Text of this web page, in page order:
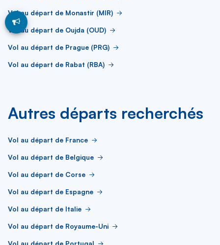
Vol au départ de Monastir (MIR)
Vol au départ de Oujda (OUD)
Vol au départ de Prague (PRG)
Vol au départ de Rabat (RBA)
Autres départs recherchés
Vol au départ de France
Vol au départ de Belgique
Vol au départ de Corse
Vol au départ de Espagne
Vol au départ de Italie
Vol au départ de Royaume-Uni
Vol au départ de Portugal